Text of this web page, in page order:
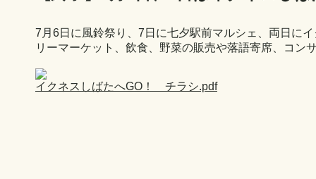
7月6日に風鈴祭り、7日に七夕駅前マルシェ、両日に
リーマーケット、飲食、野菜の販売や落語寄席、コン
イクネスしばたへGO！ チラシ.pdf